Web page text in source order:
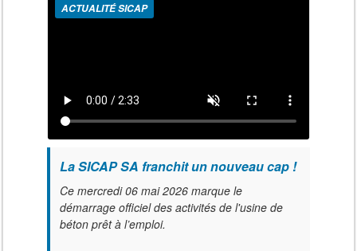
ACTUALITÉ SICAP
La SICAP SA franchit un nouveau cap !
Ce mercredi 06 mai 2026 marque le
démarrage officiel des activités de l'usine de
béton prêt à l’emploi.